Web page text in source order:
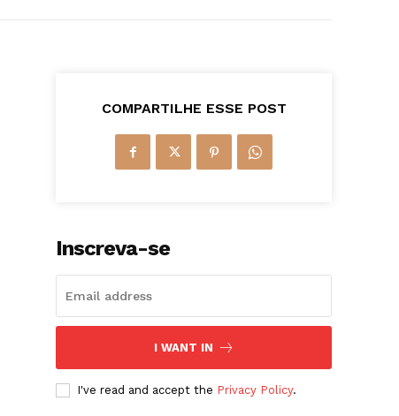
COMPARTILHE ESSE POST
Inscreva-se
I WANT IN
I've read and accept the Privacy Policy.